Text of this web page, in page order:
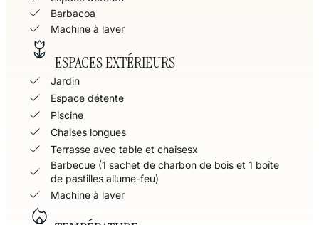
Barbacoa
Machine à laver
ESPACES EXTÉRIEURS
Jardin
Espace détente
Piscine
Chaises longues
Terrasse avec table et chaisesx
Barbecue (1 sachet de charbon de bois et 1 boîte
de pastilles allume-feu)
Machine à laver